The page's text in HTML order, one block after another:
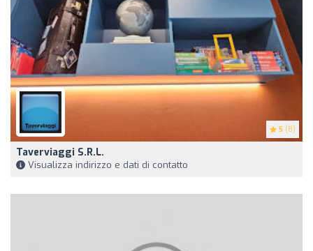
5 (8)
Taverviaggi S.R.L.
Visualizza indirizzo e dati di contatto